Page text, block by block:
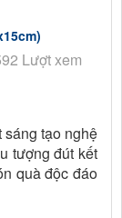
Lượt xem
sáng tạo nghệ
tượng đút kết
quà độc đáo